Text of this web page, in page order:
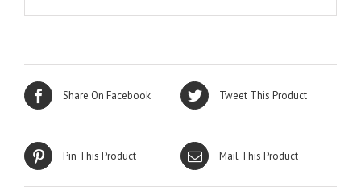
Share On Facebook Tweet This Product
Pin This Product Mail This Product